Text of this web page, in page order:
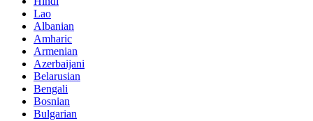
Lao
Albanian
Amharic
Armenian
Azerbaijani
Belarusian
Bengali
Bosnian
Bulgarian